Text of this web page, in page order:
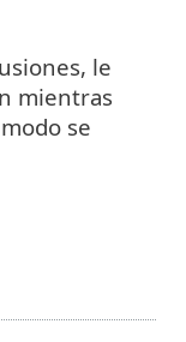
le
mientras
se